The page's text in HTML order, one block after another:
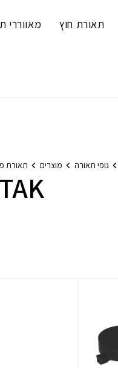
תאורת חוץ מאווררי
גופי תאורה מוצרים תאורת